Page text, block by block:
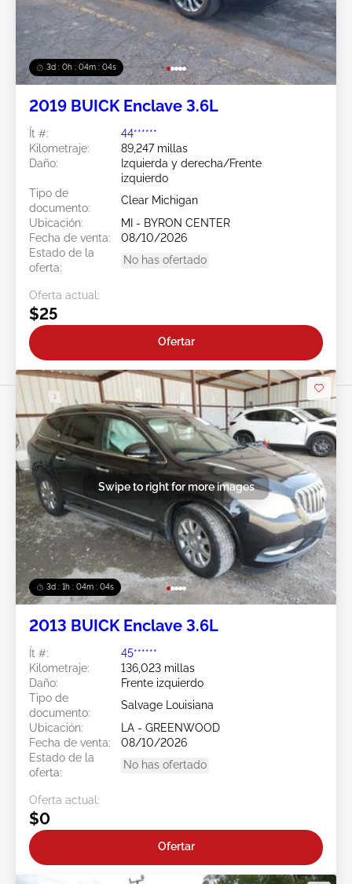
3d : 0h : 04m : 02s
2019 BUICK Enclave 3.6L
Ít #:
44******
Kilometraje:
89,247 millas
Daño:
Izquierda y derecha/Frente
izquierdo
Tipo de
documento:
Clear Michigan
Ubicación:
MI - BYRON CENTER
Fecha de venta:
08/10/2026
Estado de la
oferta:
No has ofertado
Oferta actual:
$25
Ofertar
3d : 1h : 04m : 02s
Swipe to right for more images
2013 BUICK Enclave 3.6L
Ít #:
45******
Kilometraje:
136,023 millas
Daño:
Frente izquierdo
Tipo de
documento:
Salvage Louisiana
Ubicación:
LA - GREENWOOD
Fecha de venta:
08/10/2026
Estado de la
oferta:
No has ofertado
Oferta actual:
$0
Ofertar